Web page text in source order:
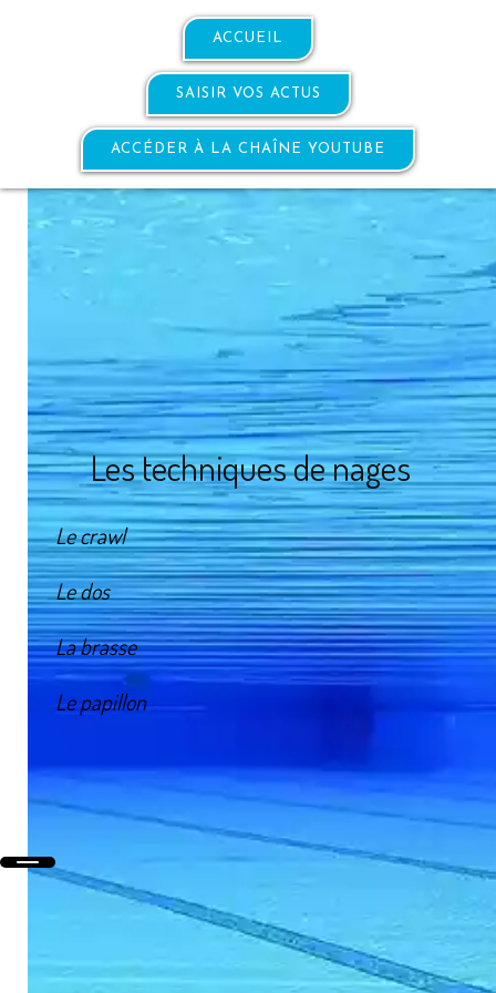
ACCUEIL
SAISIR VOS ACTUS
ACCÉDER À LA CHAÎNE YOUTUBE
Les techniques de nages
Le crawl
Le dos
La brasse
Le papillon